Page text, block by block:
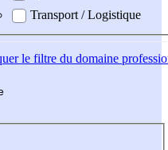
Transport / Logistique
le filtre du domaine